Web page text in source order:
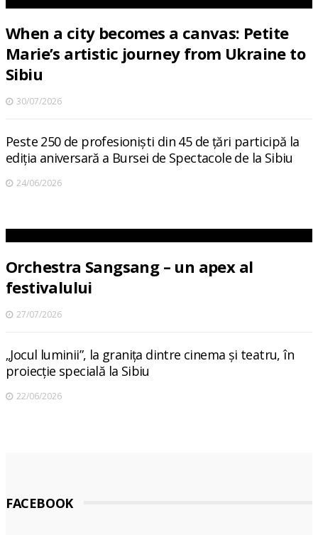
When a city becomes a canvas: Petite
Marie’s artistic journey from Ukraine to
Sibiu
30/07/2026
Peste 250 de profesioniști din 45 de țări participă la
ediția aniversară a Bursei de Spectacole de la Sibiu
24/06/2026
Orchestra Sangsang – un apex al
festivalului
27/07/2026
„Jocul luminii”, la granița dintre cinema și teatru, în
proiecție specială la Sibiu
22/06/2026
FACEBOOK